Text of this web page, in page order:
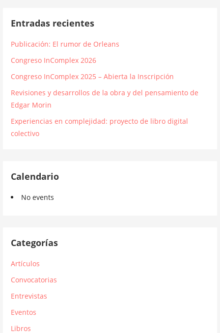
Entradas recientes
Publicación: El rumor de Orleans
Congreso InComplex 2026
Congreso InComplex 2025 – Abierta la Inscripción
Revisiones y desarrollos de la obra y del pensamiento de
Edgar Morin
Experiencias en complejidad: proyecto de libro digital
colectivo
Calendario
No events
Categorías
Artículos
Convocatorias
Entrevistas
Eventos
Libros